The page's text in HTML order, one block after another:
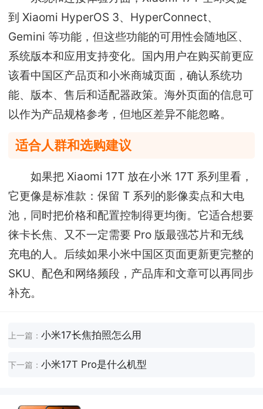
到 Xiaomi HyperOS 3、HyperConnect、
Gemini 等功能，但这些功能的可用性会随地区、
系统版本和应用支持变化。国内用户在购买前更应
该看中国区产品页和小米商城页面，确认系统功
能、版本、售后和适配器政策。海外页面的信息可
以作为产品规格参考，但地区差异不能忽略。
适合人群和选购建议
如果把 Xiaomi 17T 放在小米 17T 系列里看，
它更像是标准款：保留 T 系列的影像卖点和大电
池，同时把价格和配置控制得更均衡。它适合想要
徕卡长焦、又不一定需要 Pro 版最强芯片和无线
充电的人。后续如果小米中国区页面更新更完整的
SKU、配色和网络频段，产品库和文章可以再同步
补充。
上一篇：小米17长焦拍照怎么用
下一篇：小米17T Pro是什么机型